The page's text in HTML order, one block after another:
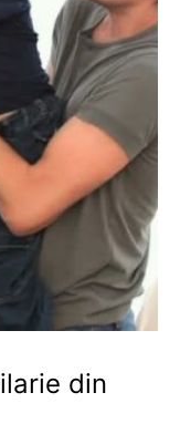
din